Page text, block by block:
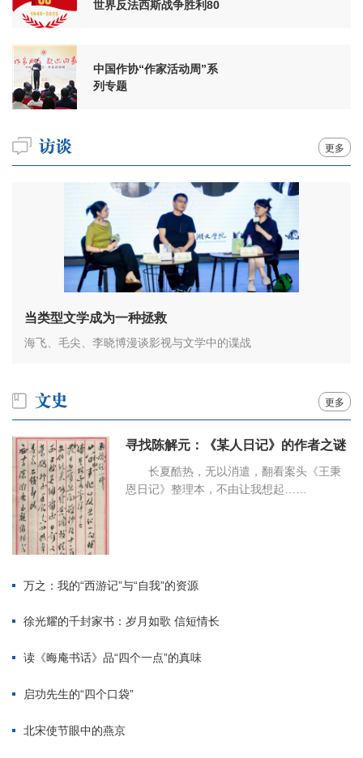
世界反法西斯战争胜利80
中国作协“作家活动周”系
列专题
更多
当类型文学成为一种拯救
海飞、毛尖、李晓博漫谈影视与文学中的谍战
更多
寻找陈解元：《某人日记》的作者之谜
长夏酷热，无以消遣，翻看案头《王秉
恩日记》整理本，不由让我想起……
万之：我的“西游记”与“自我”的资源
徐光耀的千封家书：岁月如歌 信短情长
读《晦庵书话》品“四个一点”的真味
启功先生的“四个口袋”
北宋使节眼中的燕京